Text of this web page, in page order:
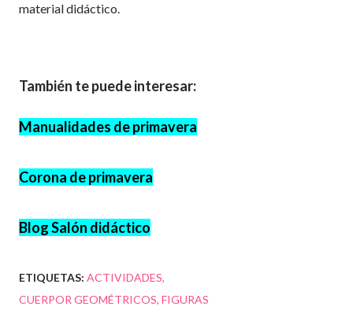
material didáctico.
También te puede interesar:
Manualidades de primavera
Corona de primavera
Blog Salón didáctico
ETIQUETAS: ACTIVIDADES
CUERPOR GEOMÉTRICOS FIGURAS